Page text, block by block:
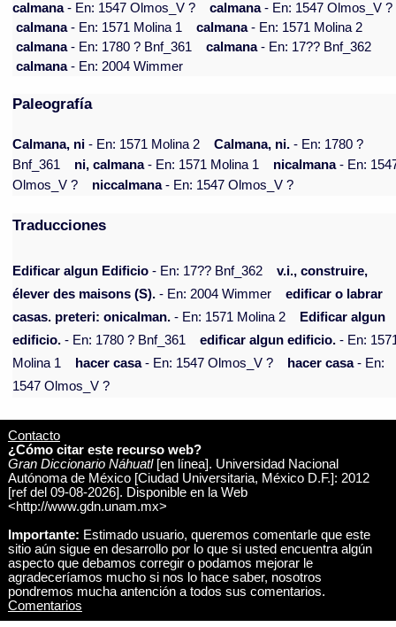
calmana- En: 1547 Olmos_V ? calmana- En: 1547 Olmos_V ?
calmana- En: 1571 Molina 1 calmana- En: 1571 Molina 2
calmana- En: 1780 ? Bnf_361 calmana- En: 17?? Bnf_362
calmana- En: 2004 Wimmer
Paleografía
Calmana, ni - En: 1571 Molina 2 Calmana, ni. - En: 1780 ?
Bnf_361
ni, calmana- En: 1571 Molina 1 nicalmana- En:
Olmos_V ?
niccalmana- En: 1547 Olmos_V ?
Traducciones
Edificar algun Edificio - En: 17?? Bnf_362
v.i., construire,
élever des maisons (S). - En: 2004 Wimmer
edificar o labrar
casas. preteri: onicalman. - En: 1571 Molina 2
Edificar algun
edificio. - En: 1780 ? Bnf_361 edificar algun edificio. - En:
Molina 1
hacer casa- En: 1547 Olmos_V ? hacer casa- En:
1547 Olmos_V ?
Contacto
¿Cómo citar este recurso web?
Gran Diccionario Náhuatl[en línea]. Universidad Nacional
Autónoma de México [Ciudad Universitaria, México D.F.]: 2012
[ref del 09-08-2026]. Disponible en la Web
<http://www.gdn.unam.mx>
Importante: Estimado usuario, queremos comentarle que este
sitio aún sigue en desarrollo por lo que si usted encuentra algún
aspecto que debamos corregir o podamos mejorar le
agradeceríamos mucho si nos lo hace saber, nosotros
pondremos mucha antención a todos sus comentarios.
Comentarios